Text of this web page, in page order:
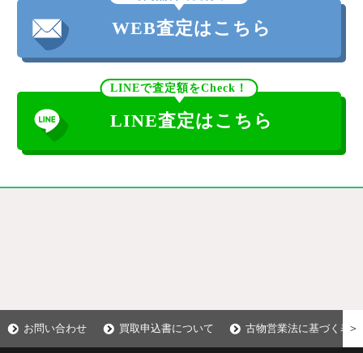
WEB査定はこちら
LINEで査定額をCheck！
LINE査定はこちら
お問い合わせ 買取申込書について 古物営業法に基づく表示
＞